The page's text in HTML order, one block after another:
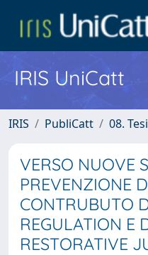
IRIS UniCatt
IRIS PubliCatt 08. Tesi
VERSO NUOVE
PREVENZIONE
CONTRUBUTO
REGULATION E
RESTORATIVE